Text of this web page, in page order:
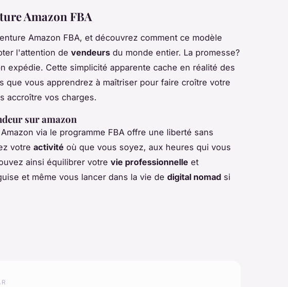
Amazon FBA
Amazon FBA, et découvrez comment ce modèle
l'attention de vendeurs du monde entier. La promesse?
expédie. Cette simplicité apparente cache en réalité des
que vous apprendrez à maîtriser pour faire croître votre
accroître vos charges.
sur amazon
via le programme FBA offre une liberté sans
votre activité où que vous soyez, aux heures qui vous
ainsi équilibrer votre vie professionnelle et
et même vous lancer dans la vie de digital nomad si